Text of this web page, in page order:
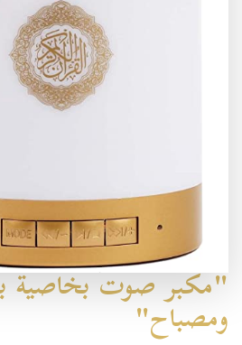
"مكبر صوت بخاصية
ومصباح"